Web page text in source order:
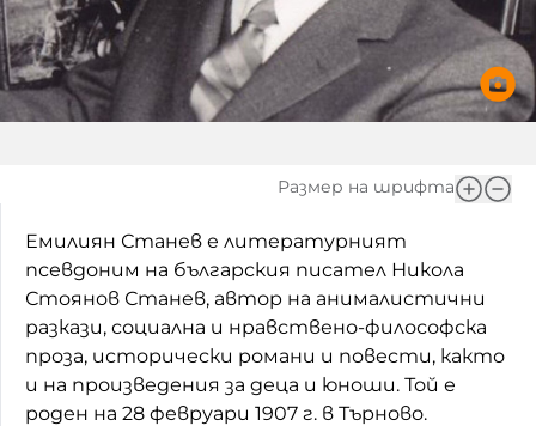
Размер на шрифта
Емилиян Станев е литературният
псевдоним на българския писател Никола
Стоянов Станев, автор на анималистични
разкази, социална и нравствено-философска
проза, исторически романи и повести, както
и на произведения за деца и юноши. Той е
роден на 28 февруари 1907 г. в Търново.